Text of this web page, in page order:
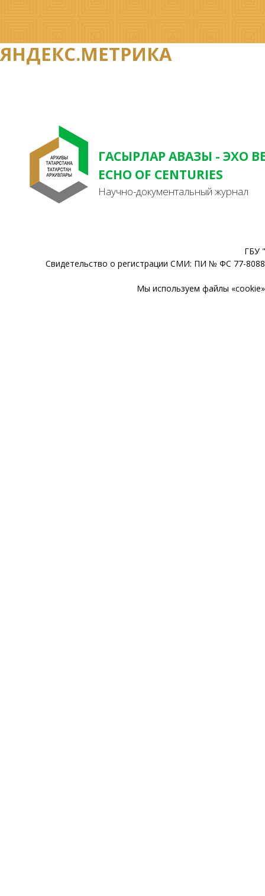
ЯНДЕКС.МЕТРИКА
ГАСЫРЛАР АВАЗЫ - ЭХО
ECHO OF CENTURIES
Научно-документальный журнал
ГБУ
Свидетельство о регистрации СМИ: ПИ № ФС 77-
Мы используем файлы «cookie»